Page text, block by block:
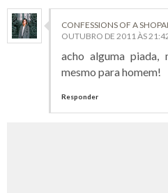
CONFESSIONS OF A
OUTUBRO DE 2011 ÀS
acho alguma piada,
mesmo para homem!
Responder